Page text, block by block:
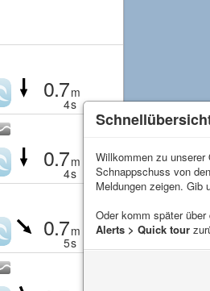
0.7m
4s
0.7m
4s
0.7m
5s
Willkommen zu
Schnappschuss von
Meldungen zeigen. Gib
Oder komm später über
Alerts > Quick tour